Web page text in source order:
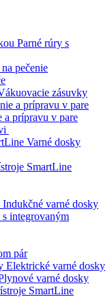
Parné rúry s
pečenie
zásuvky
a prípravu v pare
Varné dosky
Indukčné varné dosky
pár
Elektrické varné dosky
varné dosky
SmartLine